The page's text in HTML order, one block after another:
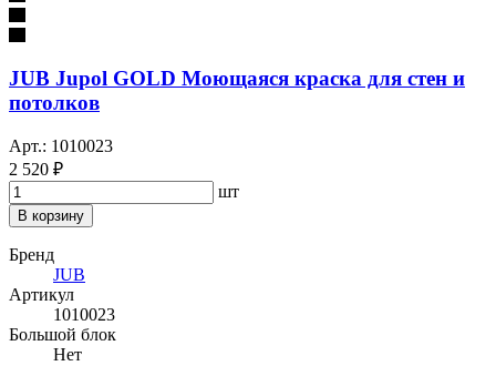
JUB Jupol GOLD Моющаяся краска для стен и
потолков
Арт.: 1010023
2 520 ₽
шт
В корзину
Бренд
JUB
Артикул
1010023
Большой блок
Нет